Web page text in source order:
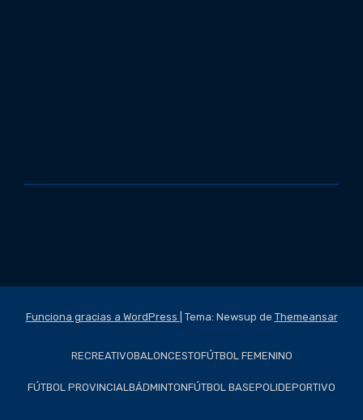
Funciona gracias a WordPress Tema: Newsup de Themeansar
RECREATIVOBALONCESTOFÚTBOL FEMENINO
FÚTBOL PROVINCIALBÁDMINTONFÚTBOL BASEPOLIDEPORTIVO